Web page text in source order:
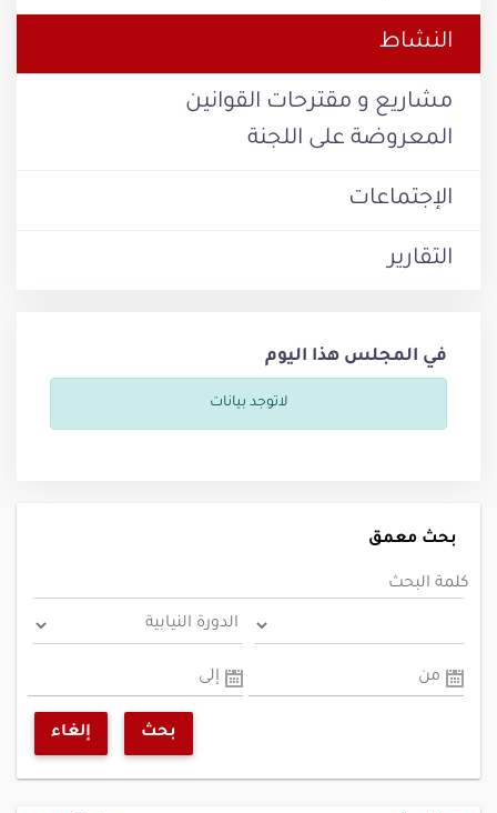
النشاط
مشاريع و مقترحات القوانين
المعروضة على اللجنة
الإجتماعات
التقارير
في المجلس هذا اليوم
لاتوجد بيانات
بحث معمق
كلمة البحث
من إلى
بحث إلغاء